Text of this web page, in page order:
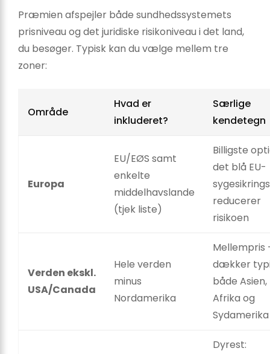
Præmien afspejler både sundhedssystemets
prisniveau og det juridiske risikoniveau i det land,
du besøger. Typisk kan du vælge mellem tre
zoner:
Område
Hvad er
inkluderet?
Særlige
kendetegn
Europa
EU/EØS samt
enkelte
middelhavslande
(tjek liste)
Billigste
det blå EU-
reducerer
risikoen
Verden ekskl.
USA/Canada
Hele verden
minus
Nordamerika
Mellempris
dækker
både Asien,
Afrika og
Sydamerika
Dyrest: